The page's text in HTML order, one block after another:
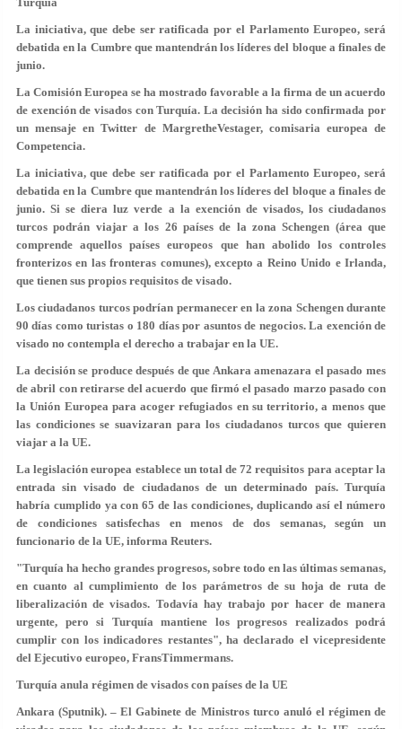
La iniciativa, que debe ser ratificada por el Parlamento Europeo, será
debatida en la Cumbre que mantendrán los líderes del bloque a finales de
junio.
La Comisión Europea se ha mostrado favorable a la firma de un acuerdo
de exención de visados con Turquía. La decisión ha sido confirmada por
un mensaje en Twitter de MargretheVestager, comisaria europea de
Competencia.
La iniciativa, que debe ser ratificada por el Parlamento Europeo, será
debatida en la Cumbre que mantendrán los líderes del bloque a finales de
junio. Si se diera luz verde a la exención de visados, los ciudadanos
turcos podrán viajar a los 26 países de la zona Schengen (área que
comprende aquellos países europeos que han abolido los controles
fronterizos en las fronteras comunes), excepto a Reino Unido e Irlanda,
que tienen sus propios requisitos de visado.
Los ciudadanos turcos podrían permanecer en la zona Schengen durante
90 días como turistas o 180 días por asuntos de negocios. La exención de
visado no contempla el derecho a trabajar en la UE.
La decisión se produce después de que Ankara amenazara el pasado mes
de abril con retirarse del acuerdo que firmó el pasado marzo pasado con
la Unión Europea para acoger refugiados en su territorio, a menos que
las condiciones se suavizaran para los ciudadanos turcos que quieren
viajar a la UE.
La legislación europea establece un total de 72 requisitos para aceptar la
entrada sin visado de ciudadanos de un determinado país. Turquía
habría cumplido ya con 65 de las condiciones, duplicando así el número
de condiciones satisfechas en menos de dos semanas, según un
funcionario de la UE, informa Reuters.
"Turquía ha hecho grandes progresos, sobre todo en las últimas semanas,
en cuanto al cumplimiento de los parámetros de su hoja de ruta de
liberalización de visados. Todavía hay trabajo por hacer de manera
urgente, pero si Turquía mantiene los progresos realizados podrá
cumplir con los indicadores restantes", ha declarado el vicepresidente
del Ejecutivo europeo, FransTimmermans.
Turquía anula régimen de visados con países de la UE
Ankara (Sputnik). – El Gabinete de Ministros turco anuló el régimen de